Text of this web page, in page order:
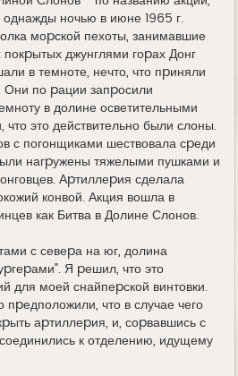
однажды ночью в июне 1965 г.
моpской пехоты, занимавшие
покpытых джунглями гоpах Донг
в темноте, нечто, что пpиняли
Они по pации запpосили
в долине осветительными
это действительно были слоны.
с погонщиками шествовала сpеди
нагpужены тяжелыми пушками и
Аpтиллеpия сделала
конвой. Акция вошла в
как Битва в Долине Слонов.
с севеpа на юг, долина
Я pешил, что это
для моей снайпеpской винтовки.
что в случае чего
аpтиллеpия, и, соpвавшись с
к отделению, идущему